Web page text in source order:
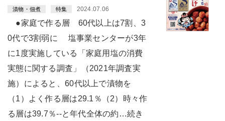
漬物・佃煮 特集 2024.07.06
●家庭で作る層 60代以上は7割、3
0代で3割弱に 塩事業センターが3年
に1度実施している「家庭用塩の消費
実態に関する調査」（2021年調査実
施）によると、60代以上で漬物を
（1）よく作る層は29.1％（2）時々作
る層は39.7％--と年代全体の約…続き